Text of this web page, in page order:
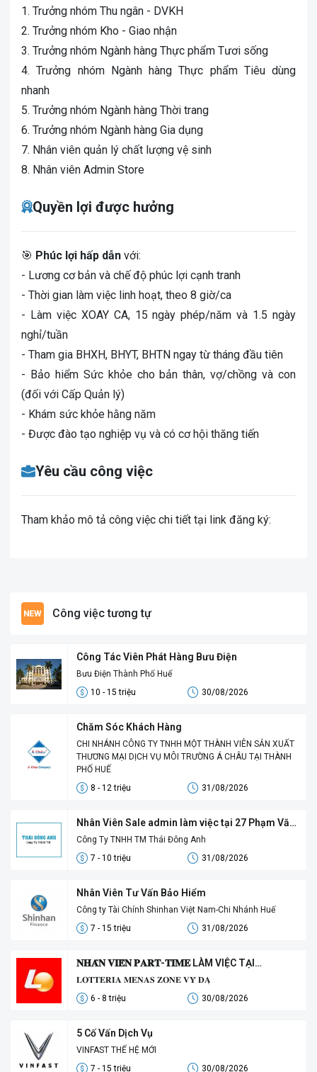
1. Trưởng nhóm Thu ngân - DVKH
2. Trưởng nhóm Kho - Giao nhận
3. Trưởng nhóm Ngành hàng Thực phẩm Tươi sống
4. Trưởng nhóm Ngành hàng Thực phẩm Tiêu dùng
nhanh
5. Trưởng nhóm Ngành hàng Thời trang
6. Trưởng nhóm Ngành hàng Gia dụng
7. Nhân viên quản lý chất lượng vệ sinh
8. Nhân viên Admin Store
Quyền lợi được hưởng
🎯 Phúc lợi hấp dẫn với:
- Lương cơ bản và chế độ phúc lợi cạnh tranh​
- Thời gian làm việc linh hoạt, theo 8 giờ/ca​
- Làm việc XOAY CA, 15 ngày phép/năm và 1.5 ngày
nghỉ/tuần​
- Tham gia BHXH, BHYT, BHTN ngay từ tháng đầu tiên
- Bảo hiểm Sức khỏe cho bản thân, vợ/chồng và con
(đối với Cấp Quản lý)
- Khám sức khỏe hằng năm
- Được đào tạo nghiệp vụ và có cơ hội thăng tiến​
Yêu cầu công việc
Tham khảo mô tả công việc chi tiết tại link đăng ký:
Công việc tương tự
Công Tác Viên Phát Hàng Bưu Điện
Bưu Điện Thành Phố Huế
10 - 15 triệu
30/08/2026
Chăm Sóc Khách Hàng
CHI NHÁNH CÔNG TY TNHH MỘT THÀNH VIÊN SẢN XUẤT
THƯƠNG MẠI DỊCH VỤ MÔI TRƯỜNG Á CHÂU TẠI THÀNH
PHỐ HUẾ
8 - 12 triệu
31/08/2026
Nhân Viên Sale admin làm việc tại 27 Phạm Văn
Đồng Vỹ Dạ Huế
Công Ty TNHH TM Thái Đông Anh
7 - 10 triệu
31/08/2026
Nhân Viên Tư Vấn Bảo Hiểm
Công ty Tài Chính Shinhan Việt Nam-Chi Nhánh Huế
7 - 15 triệu
31/08/2026
𝐍𝐇𝐀̂𝐍 𝐕𝐈𝐄̂𝐍 𝐏𝐀𝐑𝐓-𝐓𝐈𝐌𝐄 LÀM VIỆC TẠI
𝐋𝐎𝐓𝐓𝐄𝐑𝐈𝐀
𝐋𝐎𝐓𝐓𝐄𝐑𝐈𝐀 𝐌𝐄𝐍𝐀𝐒 𝐙𝐎𝐍𝐄 𝐕𝐘̃ 𝐃𝐀̣
6 - 8 triệu
30/08/2026
5 Cố Vấn Dịch Vụ
VINFAST THẾ HỆ MỚI
7 - 15 triệu
30/08/2026